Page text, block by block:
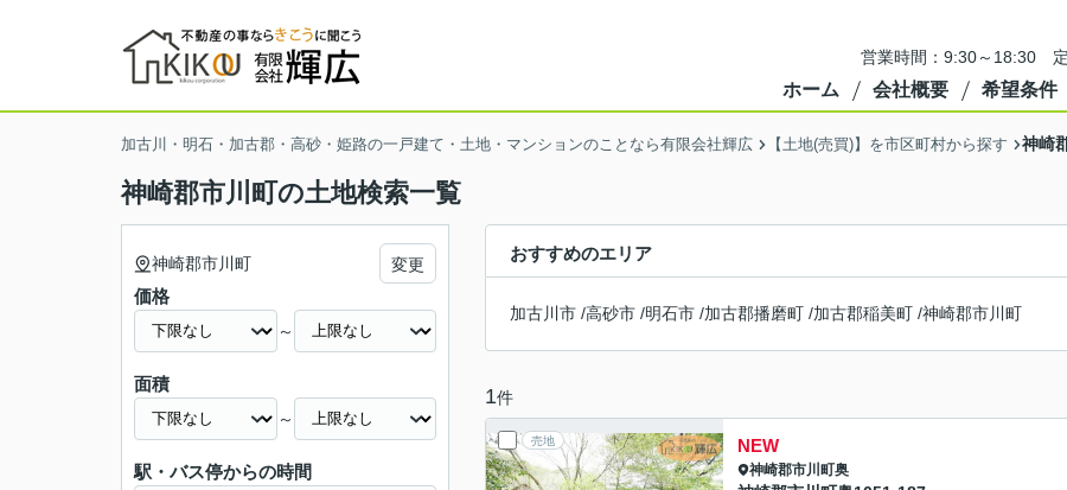
営業時間：9:30～18:30
ホーム 会社概要 希望条件
加古川・明石・加古郡・高砂・姫路の一戸建て・土地・マンションのことなら有限会社輝広 【土地(売買)】を市区町村から探す 神崎
神崎郡市川町の土地検索一覧
おすすめのエリア
加古川市 /高砂市 /明石市 /加古郡播磨町 /加古郡稲美町 /神崎郡市川町
1件
売地 NEW
神崎郡市川町奥
神崎郡市川町 変更
価格
～
面積
～
駅・バス停からの時間